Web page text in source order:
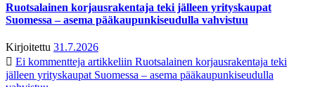
Ruotsalainen korjausrakentaja teki jälleen yrityskaupat
Suomessa – asema pääkaupunkiseudulla vahvistuu
Kirjoitettu 31.7.2026
Ei kommentteja artikkeliin Ruotsalainen korjausrakentaja teki
jälleen yrityskaupat Suomessa – asema pääkaupunkiseudulla